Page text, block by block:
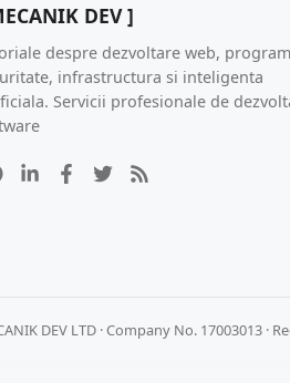
DEV ]
despre dezvoltare web,
infrastructura si inteligenta
Servicii profesionale de
DEV LTD · Company No. 17003013 ·